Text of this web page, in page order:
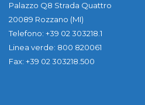
Palazzo Q8 Strada Quattro
20089 Rozzano (MI)
Telefono: +39 02 303218.1
Linea verde: 800 820061
Fax: +39 02 303218.500